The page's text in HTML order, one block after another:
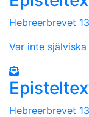
Hebreerbrevet
Var inte själviska
Hebreerbrevet